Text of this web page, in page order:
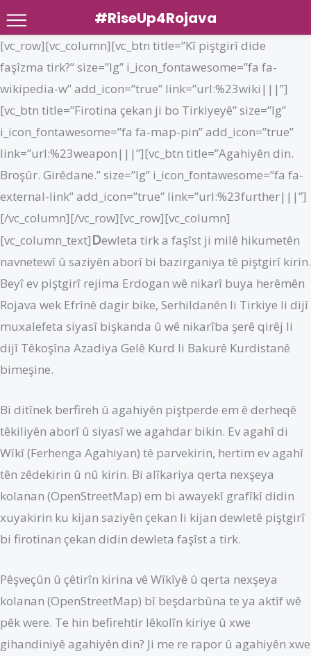
Skip
to
content
[vc_row][vc_column][vc_btn title=”Kî piştgirî dide
faşîzma tirk?” size=”lg” i_icon_fontawesome=”fa fa-
wikipedia-w” add_icon=”true” link=”url:%23wiki|||”]
[vc_btn title=”Firotina çekan ji bo Tirkiyeyê” size=”lg”
i_icon_fontawesome=”fa fa-map-pin” add_icon=”true”
link=”url:%23weapon|||”][vc_btn title=”Agahiyên din.
Broşûr. Girêdane.” size=”lg” i_icon_fontawesome=”fa fa-
external-link” add_icon=”true” link=”url:%23further|||”]
[/vc_column][/vc_row][vc_row][vc_column]
[vc_column_text]Dewleta tirk a faşîst ji milê hikumetên
navnetewî û saziyên aborî bi bazirganiya tê piştgirî kirin.
Beyî ev piştgirî rejima Erdogan wê nikarî buya herêmên
Rojava wek Efrînê dagir bike, Serhildanên li Tirkiye li dijî
muxalefeta siyasî bişkanda û wê nikarîba şerê qirêj li
dijî Têkoşîna Azadiya Gelê Kurd li Bakurê Kurdistanê
bimeşine.
Bi ditînek berfireh û agahiyên piştperde em ê derheqê
têkiliyên aborî û siyasî we agahdar bikin. Ev agahî di
Wîkî (Ferhenga Agahiyan) tê parvekirin, hertim ev agahî
tên zêdekirin û nû kirin. Bi alîkariya qerta nexşeya
kolanan (OpenStreetMap) em bi awayekî grafîkî didin
xuyakirin ku kijan saziyên çekan li kijan dewletê piştgirî
bi firotinan çekan didin dewleta faşîst a tirk.
Pêşveçûn û çêtirîn kirina vê Wîkîyê û qerta nexşeya
kolanan (OpenStreetMap) bî beşdarbûna te ya aktîf wê
pêk were. Te hin befirehtir lêkolîn kiriye û xwe
gihandiniyê agahiyên din? Ji me re rapor û agahiyên xwe
#RiseUp4Rojava